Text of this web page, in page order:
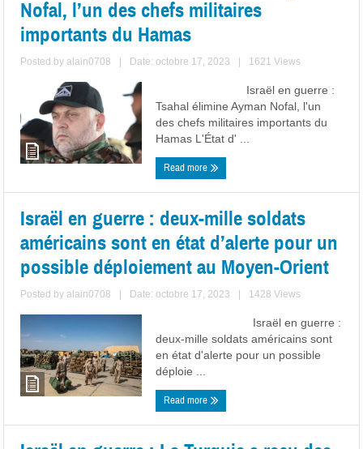
Nofal, l’un des chefs militaires
importants du Hamas
Posted byalain0708 Date: octobre 17, 2023 1621 Views
Israël en guerre :
Tsahal élimine Ayman Nofal, l'un
des chefs militaires importants du
Hamas L'État d' ...
Read more
Israël en guerre : deux-mille soldats
américains sont en état d’alerte pour un
possible déploiement au Moyen-Orient
Posted byalain0708 Date: octobre 17, 2023 1428 Views
Israël en guerre :
deux-mille soldats américains sont
en état d'alerte pour un possible
déploie ...
Read more